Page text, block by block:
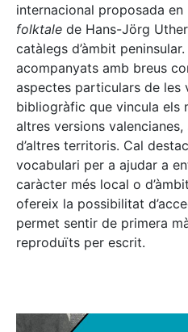
internacional proposada en
folktale de Hans-Jörg
catàlegs d’àmbit
acompanyats amb breus
aspectes particulars de les
bibliogràfic que vincula els
altres versions valencianes,
d’altres territoris. Cal
vocabulari per a ajudar a
caràcter més local o
ofereix la possibilitat
permet sentir de primera
reproduïts per escrit.